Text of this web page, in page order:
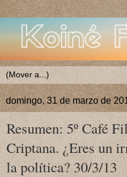
domingo, 31 de marzo de
Resumen: 5º Café
Criptana. ¿Eres un
la política? 30/3/13